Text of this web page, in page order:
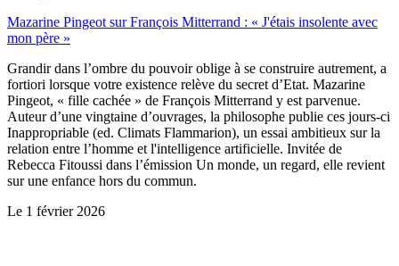
Mazarine Pingeot sur François Mitterrand : « J'étais insolente avec
mon père »
Grandir dans l’ombre du pouvoir oblige à se construire autrement, a
fortiori lorsque votre existence relève du secret d’Etat. Mazarine
Pingeot, « fille cachée » de François Mitterrand y est parvenue.
Auteur d’une vingtaine d’ouvrages, la philosophe publie ces jours-ci
Inappropriable (ed. Climats Flammarion), un essai ambitieux sur la
relation entre l’homme et l'intelligence artificielle. Invitée de
Rebecca Fitoussi dans l’émission Un monde, un regard, elle revient
sur une enfance hors du commun.
Le 1 février 2026